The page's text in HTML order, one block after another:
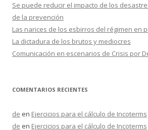
Se puede reducir el impacto de los
de la prevención
Las narices de los esbirros del régimen en
La dictadura de los brutos y mediocres
Comunicación en escenarios de Crisis por
COMENTARIOS RECIENTES
de en Ejercicios para el cálculo de Incoterms
de en Ejercicios para el cálculo de Incoterms